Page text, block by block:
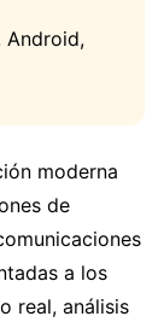
Android,
moderna
de
a los
real, análisis